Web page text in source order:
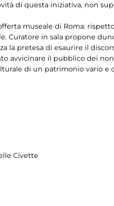
di questa iniziativa, non
museale di Roma:
Curatore in sala propone
la pretesa di esaurire il
avvicinare il pubblico dei
di un patrimonio vario
Civette